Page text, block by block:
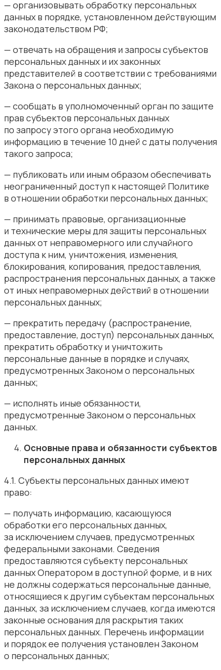
— организовывать обработку персональных
данных в порядке, установленном действующим
законодательством РФ;
— отвечать на обращения и запросы субъектов
персональных данных и их законных
представителей в соответствии с требованиями
Закона о персональных данных;
— сообщать в уполномоченный орган по защите
прав субъектов персональных данных
по запросу этого органа необходимую
информацию в течение 10 дней с даты получения
такого запроса;
— публиковать или иным образом обеспечивать
неограниченный доступ к настоящей Политике
в отношении обработки персональных данных;
— принимать правовые, организационные
и технические меры для защиты персональных
данных от неправомерного или случайного
доступа к ним, уничтожения, изменения,
блокирования, копирования, предоставления,
распространения персональных данных, а также
от иных неправомерных действий в отношении
персональных данных;
— прекратить передачу (распространение,
предоставление, доступ) персональных данных,
прекратить обработку и уничтожить
персональные данные в порядке и случаях,
предусмотренных Законом о персональных
данных;
— исполнять иные обязанности,
предусмотренные Законом о персональных
данных.
Основные права и обязанности субъектов
персональных данных
4.1. Субъекты персональных данных имеют
право:
— получать информацию, касающуюся
обработки его персональных данных,
за исключением случаев, предусмотренных
федеральными законами. Сведения
предоставляются субъекту персональных
данных Оператором в доступной форме, и в них
не должны содержаться персональные данные,
относящиеся к другим субъектам персональных
данных, за исключением случаев, когда имеются
законные основания для раскрытия таких
персональных данных. Перечень информации
и порядок ее получения установлен Законом
о персональных данных;